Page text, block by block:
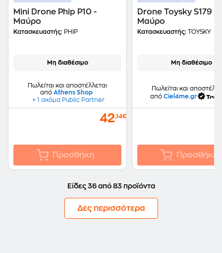
Mini Drone Phip P10 -
Μαύρο
Κατασκευαστής: PHIP
Μη διαθέσιμο
Πωλείται και αποστέλλεται
από Athens Shop
+ 1 ακόμα Public Partner
42,14€
Προσθήκη
Drone Toysky S179 -
Μαύρο
Κατασκευαστής: TOYSKY
Μη διαθέσιμο
Πωλείται και
από Ciel4me.gr
Προσθήκη
Είδες 36 από 83 προϊόντα
Δες περισσότερα